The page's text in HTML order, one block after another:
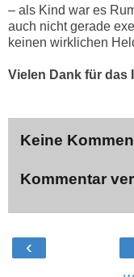
– als Kind war es
auch nicht gerade
keinen wirklichen
Vielen Dank für das
Keine
Kommentar
‹